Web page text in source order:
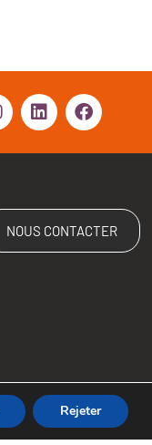
NOUS CONTACTER
Rejeter